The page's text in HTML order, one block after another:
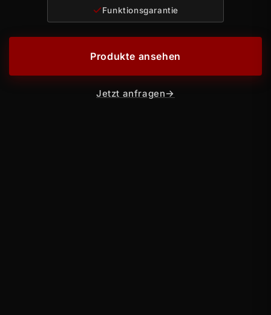
Funktionsgarantie
Produkte ansehen
Jetzt anfragen→